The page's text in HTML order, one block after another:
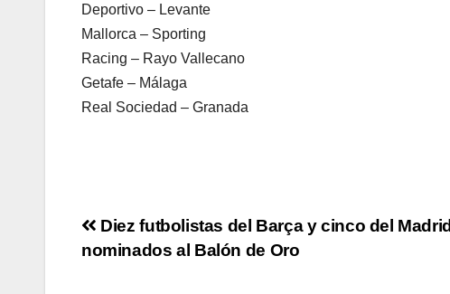
Deportivo – Levante
Mallorca – Sporting
Racing – Rayo Vallecano
Getafe – Málaga
Real Sociedad – Granada
Navegación
Diez futbolistas del Barça y cinco del Madrid
nominados al Balón de Oro